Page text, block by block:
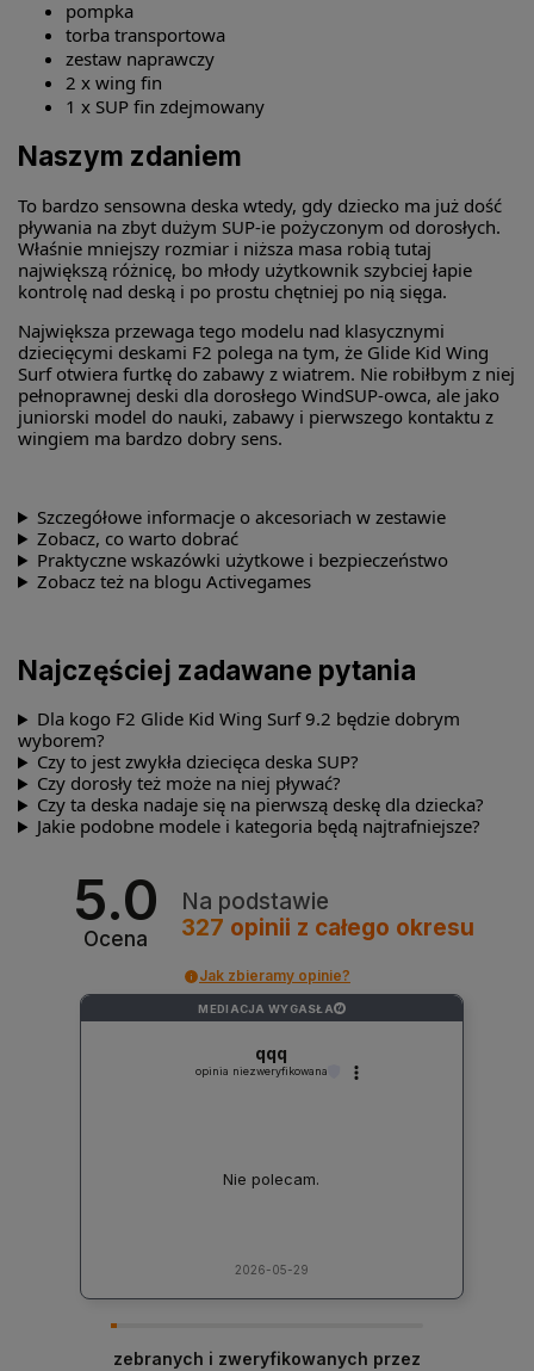
pompka
torba transportowa
zestaw naprawczy
2 x wing fin
1 x SUP fin zdejmowany
Naszym zdaniem
To bardzo sensowna deska wtedy, gdy dziecko ma już dość
pływania na zbyt dużym SUP-ie pożyczonym od dorosłych.
Właśnie mniejszy rozmiar i niższa masa robią tutaj
największą różnicę, bo młody użytkownik szybciej łapie
kontrolę nad deską i po prostu chętniej po nią sięga.
Największa przewaga tego modelu nad klasycznymi
dziecięcymi deskami F2 polega na tym, że Glide Kid Wing
Surf otwiera furtkę do zabawy z wiatrem. Nie robiłbym z niej
pełnoprawnej deski dla dorosłego WindSUP-owca, ale jako
juniorski model do nauki, zabawy i pierwszego kontaktu z
wingiem ma bardzo dobry sens.
Szczegółowe informacje o akcesoriach w zestawie
Zobacz, co warto dobrać
Praktyczne wskazówki użytkowe i bezpieczeństwo
Zobacz też na blogu Activegames
Najczęściej zadawane pytania
Dla kogo F2 Glide Kid Wing Surf 9.2 będzie dobrym
wyborem?
Czy to jest zwykła dziecięca deska SUP?
Czy dorosły też może na niej pływać?
Czy ta deska nadaje się na pierwszą deskę dla dziecka?
Jakie podobne modele i kategoria będą najtrafniejsze?
5.0
Ocena
Na podstawie
327 opinii z całego okresu
Jak zbieramy opinie?
MEDIACJA WYGASŁA ?
qqq
opinia niezweryfikowana
Nie polecam.
2026-05-29
zebranych i zweryfikowanych przez